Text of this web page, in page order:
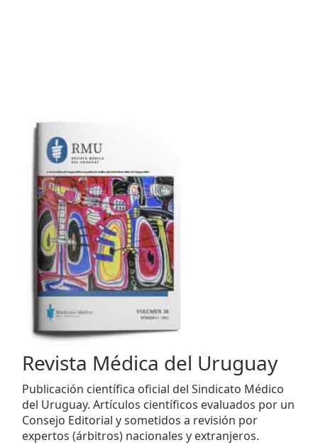
Revista Médica del Uruguay
Publicación científica oficial del Sindicato Médico
del Uruguay. Artículos científicos evaluados por un
Consejo Editorial y sometidos a revisión por
expertos (árbitros) nacionales y extranjeros.